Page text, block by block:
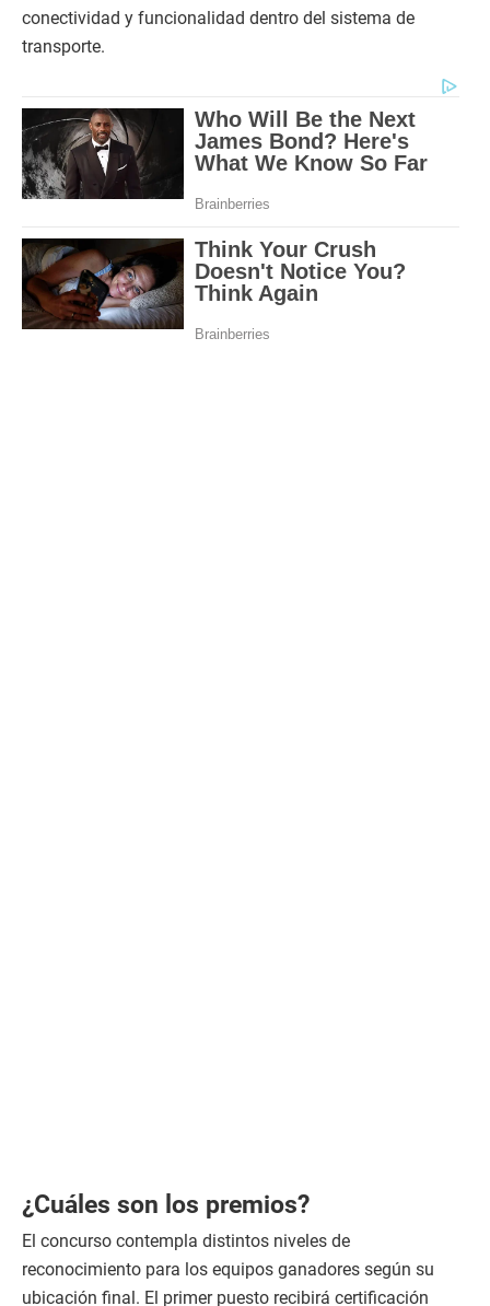
conectividad y funcionalidad dentro del sistema de
transporte.
¿Cuáles son los premios?
El concurso contempla distintos niveles de
reconocimiento para los equipos ganadores según su
ubicación final. El primer puesto recibirá certificación